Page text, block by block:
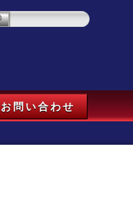
お問い合わせ